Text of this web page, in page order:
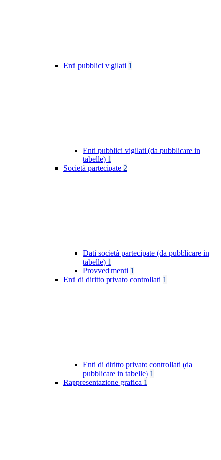
Enti pubblici vigilati 1
Enti pubblici vigilati (da pubblicare in
tabelle) 1
Società partecipate 2
Dati società partecipate (da pubblicare in
tabelle) 1
Provvedimenti 1
Enti di diritto privato controllati 1
Enti di diritto privato controllati (da
pubblicare in tabelle) 1
Rappresentazione grafica 1